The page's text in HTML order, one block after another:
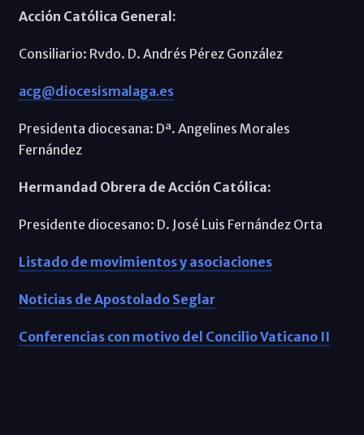
Acción Católica General:
Consiliario: Rvdo. D. Andrés Pérez González
acg@diocesismalaga.es
Presidenta diocesana: Dª. Angelines Morales
Fernández
Hermandad Obrera de Acción Católica:
Presidente diocesano: D. José Luis Fernández Orta
Listado de movimientos y asociaciones
Noticias de Apostolado Seglar
Conferencias con motivo del Concilio Vaticano II